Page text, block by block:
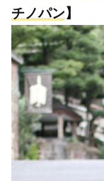
チノパン】